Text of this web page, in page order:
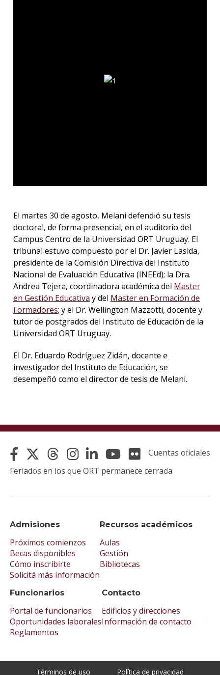
El martes 30 de agosto, Melani defendió su tesis
doctoral, de forma presencial, en el auditorio del
Campus Centro de la Universidad ORT Uruguay. El
tribunal estuvo compuesto por el Dr. Javier Lasida,
presidente de la Comisión Directiva del Instituto
Nacional de Evaluación Educativa (INEEd); la Dra.
Andrea Tejera, coordinadora académica del Master
en Gestión Educativa y del Master en Formación de
Formadores; y el Dr. Wellington Mazzotti, docente y
tutor de postgrados del Instituto de Educación de la
Universidad ORT Uruguay.
El Dr. Eduardo Rodríguez Zidán, docente e
investigador del Instituto de Educación, se
desempeñó como el director de tesis de Melani.
Admisiones
Próximos comienzos
Becas disponibles
Cómo inscribirte
Solicitá más información
Recursos académicos
Aulas
Gestión
Bibliotecas
Funcionarios
Portal de funcionarios
Oportunidades laborales
Reglamentos
Contacto
Edificios y direcciones
Información de contacto
Cuentas oficiales
Feriados en los que ORT permanece cerrada
Términos de uso Política de privacidad